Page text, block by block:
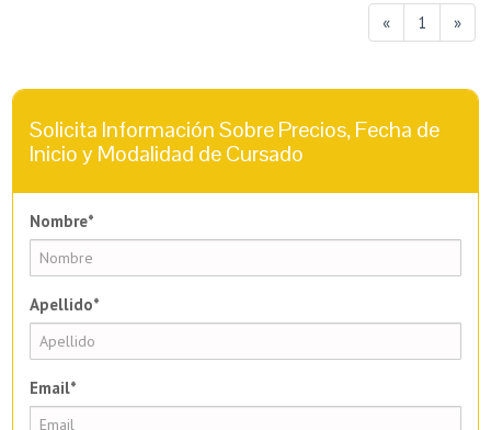
« 1 »
Solicita Información Sobre Precios, Fecha de
Inicio y Modalidad de Cursado
Nombre*
Apellido*
Email*